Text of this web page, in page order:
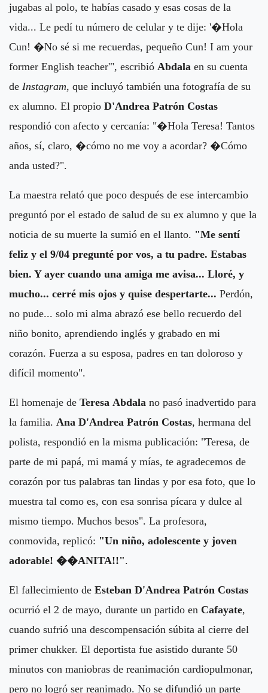
jugabas al polo, te habías casado y esas cosas de la
vida... Le pedí tu número de celular y te dije: '�Hola
Cun! �No sé si me recuerdas, pequeño Cun! I am your
former English teacher'", escribió Abdala en su cuenta
de Instagram, que incluyó también una fotografía de su
ex alumno. El propio D'Andrea Patrón Costas
respondió con afecto y cercanía: "�Hola Teresa! Tantos
años, sí, claro, �cómo no me voy a acordar? �Cómo
anda usted?".
La maestra relató que poco después de ese intercambio
preguntó por el estado de salud de su ex alumno y que la
noticia de su muerte la sumió en el llanto. "Me sentí
feliz y el 9/04 pregunté por vos, a tu padre. Estabas
bien. Y ayer cuando una amiga me avisa... Lloré, y
mucho... cerré mis ojos y quise despertarte... Perdón,
no pude... solo mi alma abrazó ese bello recuerdo del
niño bonito, aprendiendo inglés y grabado en mi
corazón. Fuerza a su esposa, padres en tan doloroso y
difícil momento".
El homenaje de Teresa Abdala no pasó inadvertido para
la familia. Ana D'Andrea Patrón Costas, hermana del
polista, respondió en la misma publicación: "Teresa, de
parte de mi papá, mi mamá y mías, te agradecemos de
corazón por tus palabras tan lindas y por esa foto, que lo
muestra tal como es, con esa sonrisa pícara y dulce al
mismo tiempo. Muchos besos". La profesora,
conmovida, replicó: "Un niño, adolescente y joven
adorable! ��ANITA!!".
El fallecimiento de Esteban D'Andrea Patrón Costas
ocurrió el 2 de mayo, durante un partido en Cafayate,
cuando sufrió una descompensación súbita al cierre del
primer chukker. El deportista fue asistido durante 50
minutos con maniobras de reanimación cardiopulmonar,
pero no logró ser reanimado. No se difundió un parte